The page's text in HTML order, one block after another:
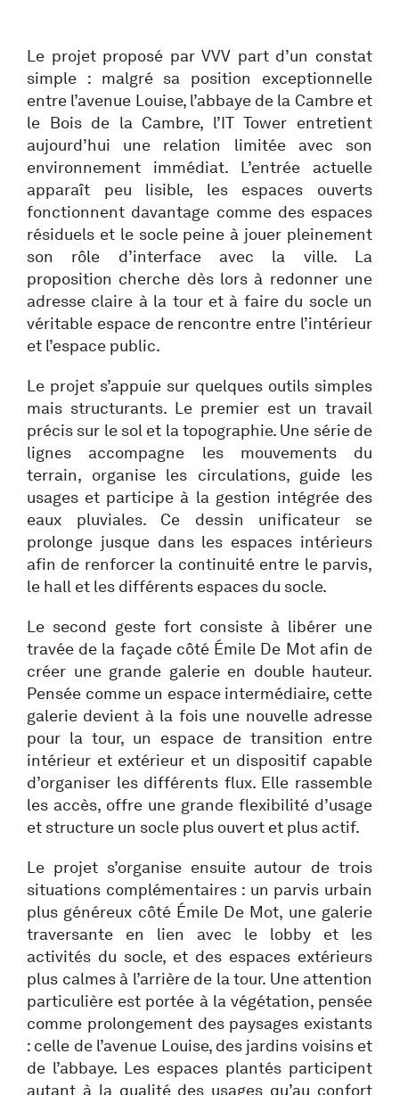
Le projet proposé par VVV part d’un constat
simple : malgré sa position exceptionnelle
entre l’avenue Louise, l’abbaye de la Cambre et
le Bois de la Cambre, l’IT Tower entretient
aujourd’hui une relation limitée avec son
environnement immédiat. L’entrée actuelle
apparaît peu lisible, les espaces ouverts
fonctionnent davantage comme des espaces
résiduels et le socle peine à jouer pleinement
son rôle d’interface avec la ville. La
proposition cherche dès lors à redonner une
adresse claire à la tour et à faire du socle un
véritable espace de rencontre entre l’intérieur
et l’espace public.
Le projet s’appuie sur quelques outils simples
mais structurants. Le premier est un travail
précis sur le sol et la topographie. Une série de
lignes accompagne les mouvements du
terrain, organise les circulations, guide les
usages et participe à la gestion intégrée des
eaux pluviales. Ce dessin unificateur se
prolonge jusque dans les espaces intérieurs
afin de renforcer la continuité entre le parvis,
le hall et les différents espaces du socle.
Le second geste fort consiste à libérer une
travée de la façade côté Émile De Mot afin de
créer une grande galerie en double hauteur.
Pensée comme un espace intermédiaire, cette
galerie devient à la fois une nouvelle adresse
pour la tour, un espace de transition entre
intérieur et extérieur et un dispositif capable
d’organiser les différents flux. Elle rassemble
les accès, offre une grande flexibilité d’usage
et structure un socle plus ouvert et plus actif.
Le projet s’organise ensuite autour de trois
situations complémentaires : un parvis urbain
plus généreux côté Émile De Mot, une galerie
traversante en lien avec le lobby et les
activités du socle, et des espaces extérieurs
plus calmes à l’arrière de la tour. Une attention
particulière est portée à la végétation, pensée
comme prolongement des paysages existants
: celle de l’avenue Louise, des jardins voisins et
de l’abbaye. Les espaces plantés participent
autant à la qualité des usages qu’au confort